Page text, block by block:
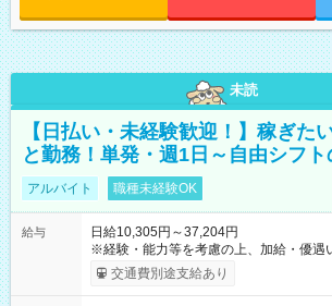
未読
【日払い・未経験歓迎！】稼ぎた
と勤務！単発・週1日～自由シフ
アルバイト 職種未経験OK
給与
日給10,305円～37,204円
※経験・能力等を考慮の上、加給・優遇いたし
間】試用期間なし
交通費別途支給あり